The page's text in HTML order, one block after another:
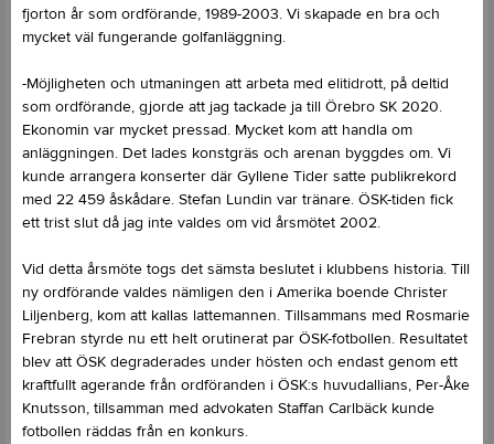
fjorton år som ordförande, 1989-2003. Vi skapade en bra och
mycket väl fungerande golfanläggning.
-Möjligheten och utmaningen att arbeta med elitidrott, på deltid
som ordförande, gjorde att jag tackade ja till Örebro SK 2020.
Ekonomin var mycket pressad. Mycket kom att handla om
anläggningen. Det lades konstgräs och arenan byggdes om. Vi
kunde arrangera konserter där Gyllene Tider satte publikrekord
med 22 459 åskådare. Stefan Lundin var tränare. ÖSK-tiden fick
ett trist slut då jag inte valdes om vid årsmötet 2002.
Vid detta årsmöte togs det sämsta beslutet i klubbens historia. Till
ny ordförande valdes nämligen den i Amerika boende Christer
Liljenberg, kom att kallas lattemannen. Tillsammans med Rosmarie
Frebran styrde nu ett helt orutinerat par ÖSK-fotbollen. Resultatet
blev att ÖSK degraderades under hösten och endast genom ett
kraftfullt agerande från ordföranden i ÖSK:s huvudallians, Per-Åke
Knutsson, tillsamman med advokaten Staffan Carlbäck kunde
fotbollen räddas från en konkurs.